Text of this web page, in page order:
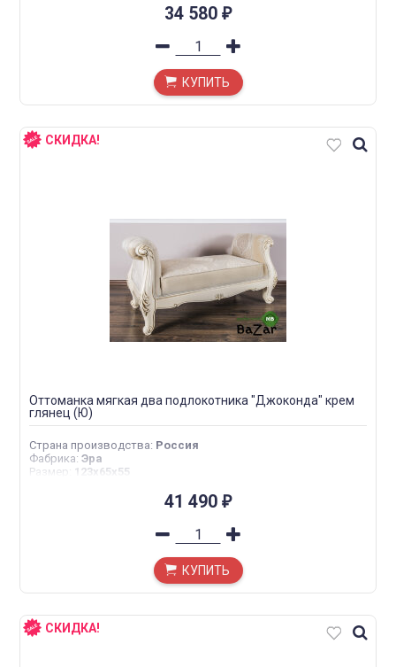
34 580 ₽
КУПИТЬ
СКИДКА!
Оттоманка мягкая два подлокотника "Джоконда" крем
глянец (Ю)
Страна производства: Россия
Фабрика: Эра
Размер : 123х65х55
41 490 ₽
КУПИТЬ
СКИДКА!